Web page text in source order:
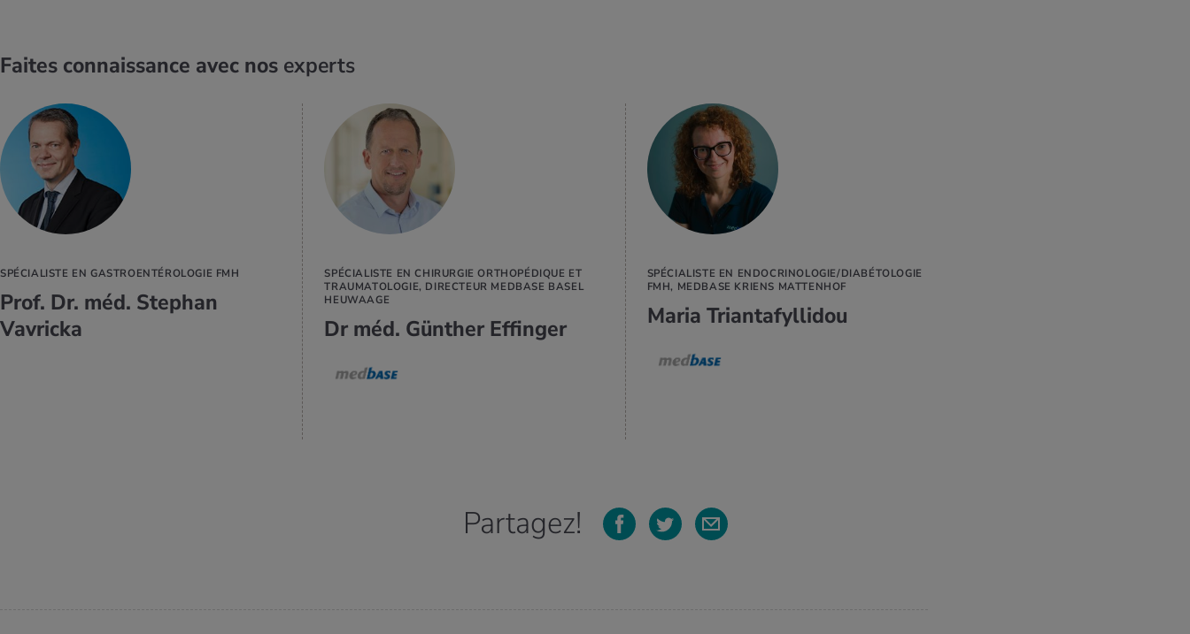
Faites connaissance avec nos experts
SPÉCIALISTE EN GASTROENTÉROLOGIE FMH
Prof. Dr. méd. Stephan
Vavricka
SPÉCIALISTE EN CHIRURGIE ORTHOPÉDIQUE ET
TRAUMATOLOGIE, DIRECTEUR MEDBASE BASEL
HEUWAAGE
Dr méd. Günther Effinger
SPÉCIALISTE EN ENDOCRINOLOGIE/DIABÉTOLOGIE
FMH, MEDBASE KRIENS MATTENHOF
Maria Triantafyllidou
Partagez!